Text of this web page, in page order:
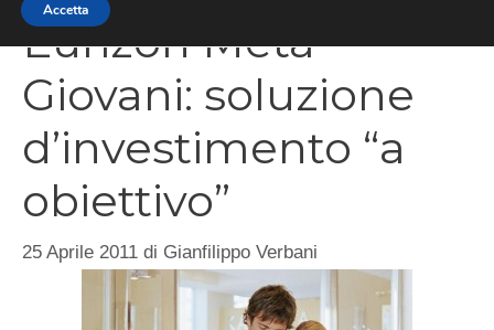
Eurizon Meta
Giovani: soluzione
d’investimento “a
obiettivo”
25 Aprile 2011 di Gianfilippo Verbani
Accetta